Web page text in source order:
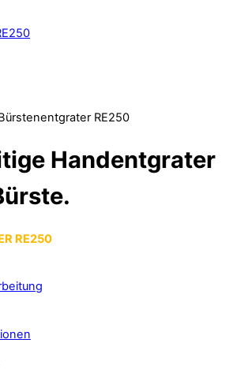
RE250
Handentgrater
RE250